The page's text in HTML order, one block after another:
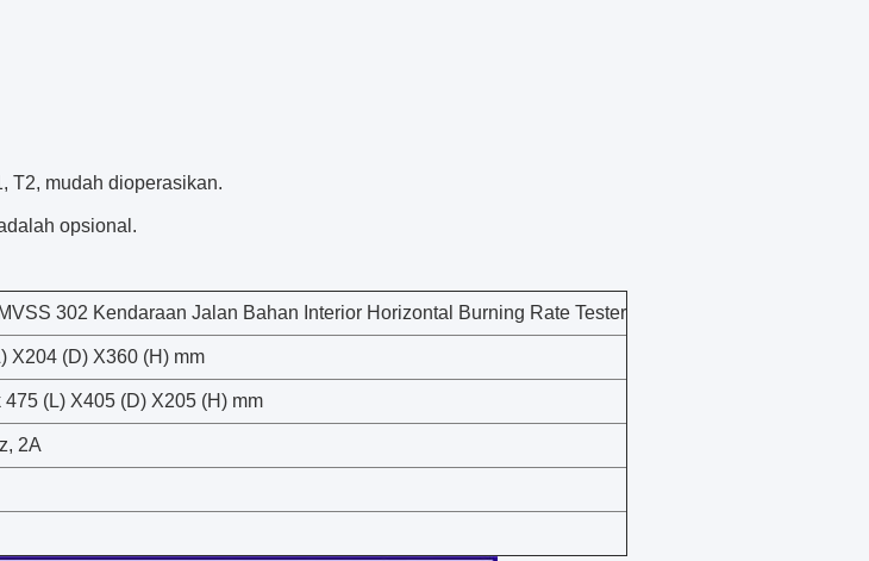
T2, mudah dioperasikan.
opsional.
302 Kendaraan Jalan Bahan Interior Horizontal Burning Rate Tester
X204 (D) X360 (H) mm
(L) X405 (D) X205 (H) mm
2A